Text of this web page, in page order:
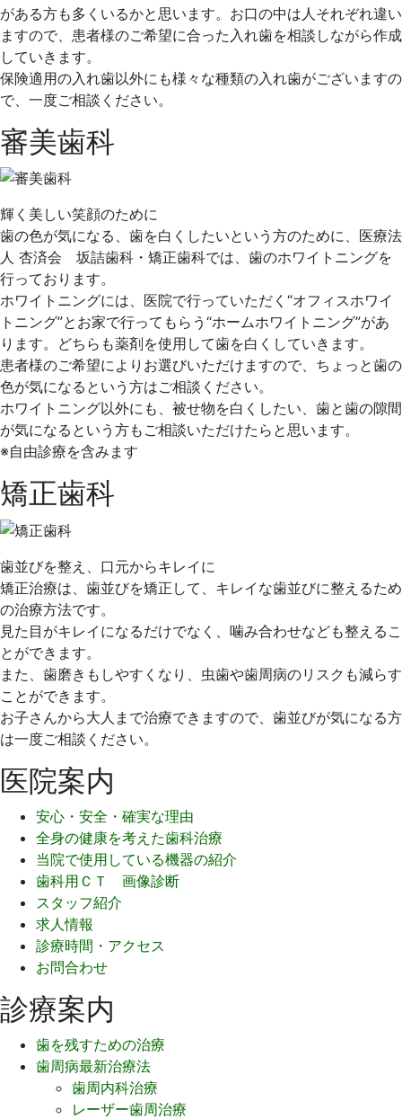
がある方も多くいるかと思います。お口の中は人それぞれ違い
ますので、患者様のご希望に合った入れ歯を相談しながら作成
していきます。
保険適用の入れ歯以外にも様々な種類の入れ歯がございますの
で、一度ご相談ください。
審美歯科
輝く美しい笑顔のために
歯の色が気になる、歯を白くしたいという方のために、医療法
人 杏済会 坂詰歯科・矯正歯科では、歯のホワイトニングを
行っております。
ホワイトニングには、医院で行っていただく“オフィスホワイ
トニング”とお家で行ってもらう“ホームホワイトニング”があ
ります。どちらも薬剤を使用して歯を白くしていきます。
患者様のご希望によりお選びいただけますので、ちょっと歯の
色が気になるという方はご相談ください。
ホワイトニング以外にも、被せ物を白くしたい、歯と歯の隙間
が気になるという方もご相談いただけたらと思います。
※自由診療を含みます
矯正歯科
歯並びを整え、口元からキレイに
矯正治療は、歯並びを矯正して、キレイな歯並びに整えるため
の治療方法です。
見た目がキレイになるだけでなく、噛み合わせなども整えるこ
とができます。
また、歯磨きもしやすくなり、虫歯や歯周病のリスクも減らす
ことができます。
お子さんから大人まで治療できますので、歯並びが気になる方
は一度ご相談ください。
医院案内
安心・安全・確実な理由
全身の健康を考えた歯科治療
当院で使用している機器の紹介
歯科用ＣＴ 画像診断
スタッフ紹介
求人情報
診療時間・アクセス
お問合わせ
診療案内
歯を残すための治療
歯周病最新治療法
歯周内科治療
レーザー歯周治療